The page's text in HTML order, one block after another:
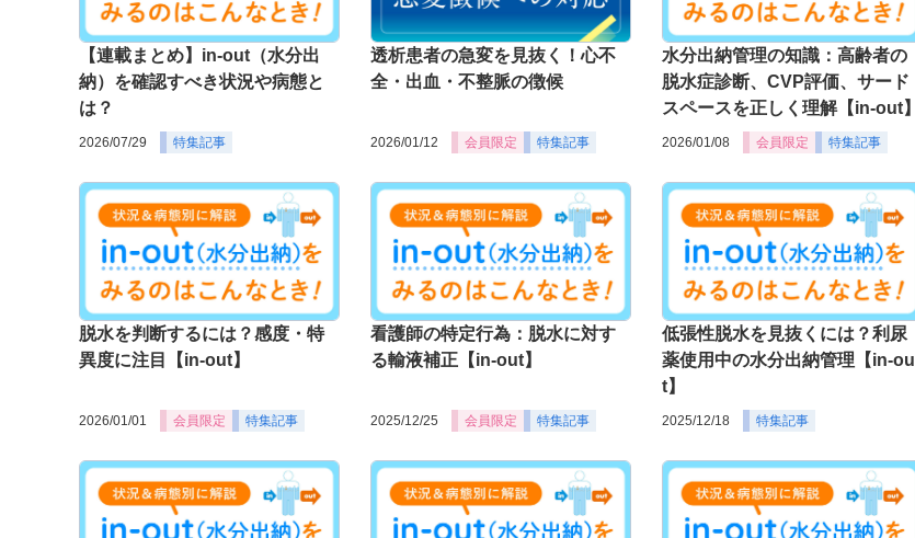
【連載まとめ】in-out（水分出
納）を確認すべき状況や病態と
は？
2026/07/29 特集記事
透析患者の急変を見抜く！心不
全・出血・不整脈の徴候
2026/01/12 会員限定 特集記事
水分出納管理の知識：高齢者の
脱水症診断、CVP評価、サード
スペースを正しく理解【in-out】
2026/01/08 会員限定 特集記事
脱水を判断するには？感度・特
異度に注目【in-out】
2026/01/01 会員限定 特集記事
看護師の特定行為：脱水に対す
る輸液補正【in-out】
2025/12/25 会員限定 特集記事
低張性脱水を見抜くには？利尿
薬使用中の水分出納管理【in-ou
t】
2025/12/18 特集記事